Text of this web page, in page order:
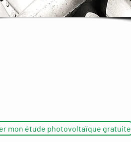
mon étude photovoltaïque gratuite